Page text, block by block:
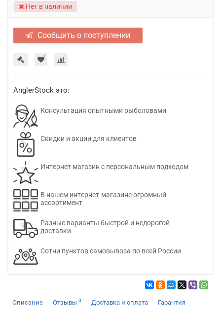
Нет в наличии
Сообщить о поступлении
AnglerStock это:
Консультация опытными рыболовами
Скидки и акции для клиентов
Интернет магазин с персональным подходом
В нашем интернет-магазине огромный
ассортимент
Разные варианты быстрой и недорогой
доставки
Сотни пунктов самовывоза по всей России
Описание Отзывы 0 Доставка и оплата Гарантия